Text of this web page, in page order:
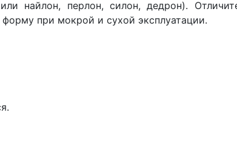
найлон, перлон, силон, дедрон).
при мокрой и сухой эксплуатации.